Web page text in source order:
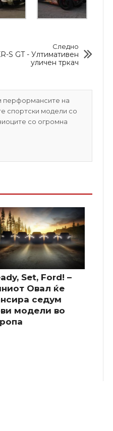
Следно
S GT - Ултимативен
уличен тркач
перформансите на
спортски модели со
со огромна
Set, Ford! –
Овал ќе
седум
модели во